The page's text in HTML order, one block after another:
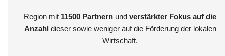
Region mit 11500 Partnern und verstärkter Fokus auf die
Anzahl dieser sowie weniger auf die Förderung der lokalen
Wirtschaft.